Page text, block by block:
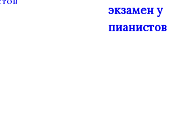
экзамен у
пианистов